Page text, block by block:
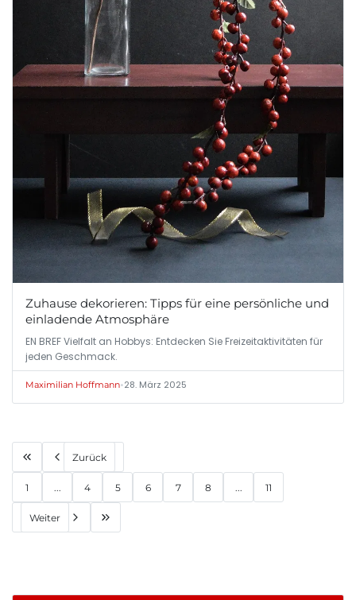
Zuhause dekorieren: Tipps für eine persönliche und
einladende Atmosphäre
EN BREF Vielfalt an Hobbys: Entdecken Sie Freizeitaktivitäten für
jeden Geschmack.
Maximilian Hoffmann•28. März 2025
Zurück
1 ... 4 5 6 7 8 ... 11
Weiter